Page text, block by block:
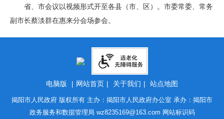
省、市会议以视频形式开至各县（市、区）。市委常委、常务
副市长蔡淡群在惠来分会场参会。
电脑版 | 网站首页 | 关于我们 | 站点地图
揭阳市人民政府 版权所有 主办：揭阳市人民政府办公室 承办：揭阳市
政务服务和数据管理局 wz8235169@163.com 网站标识码